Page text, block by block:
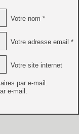
Votre nom *
Votre adresse email *
Votre site internet
par e-mail.
e-mail.